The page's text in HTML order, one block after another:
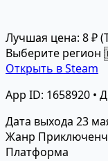
Лучшая цена: 8 ₽
Выберите регион
Открыть в Steam
App ID: 1658920 •
Дата выхода 23
Жанр
Платформа